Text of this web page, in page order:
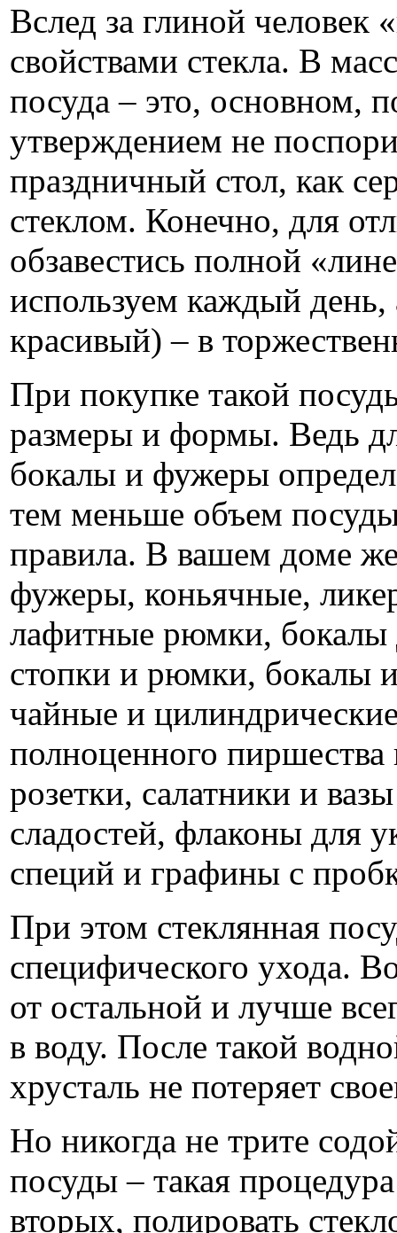
Вслед за глиной человек
свойствами стекла. В
посуда – это, основном,
утверждением не
праздничный стол, как
стеклом. Конечно, для
обзавестись полной
используем каждый день,
красивый) – в
При покупке такой
размеры и формы. Ведь
бокалы и фужеры
тем меньше объем
правила. В вашем доме
фужеры, коньячные,
лафитные рюмки, бокалы
стопки и рюмки, бокалы
чайные и
полноценного
розетки, салатники и
сладостей, флаконы для
специй и графины с
При этом стеклянная
специфического ухода.
от остальной и лучше
в воду. После такой
хрусталь не потеряет
Но никогда не трите
посуды – такая
вторых, полировать